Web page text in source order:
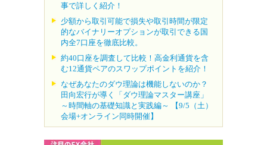
事で詳しく紹介！
少額から取引可能で損失や取引時間が限定
的なバイナリーオプションが取引できる国
内全7口座を徹底比較。
約40口座を調査して比較！高金利通貨を含
む12通貨ペアのスワップポイントを紹介！
なぜあなたのダウ理論は機能しないのか？
田向宏行が導く「ダウ理論マスター講座」
～時間軸の基礎知識と実践編～ 【9/5（土）
会場+オンライン同時開催】